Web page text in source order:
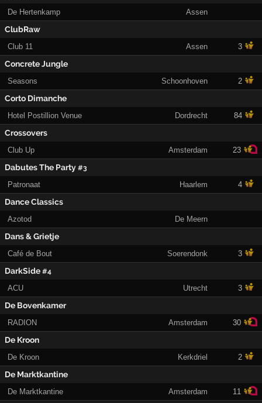
De Hertenkamp Assen
ClubRaw
Club 11 Assen 3
Concrete Jungle
Seasons Schoonhoven 2
Corto Dimanche
Hotel Postillion Venue Dordrecht 84
Crossovers
Club Up Amsterdam 23
Dabutes The Party#3
Patronaat Haarlem 4
Dance Classics
Azotod De Meern
Dans & Grietje
Café de Bout Soerendonk 3
DarkSide#4
ACU Utrecht 3
De Bovenkamer
RADION Amsterdam 30
De Kroon
De Kroon Kerkdriel 2
De Marktkantine
De Marktkantine Amsterdam 11